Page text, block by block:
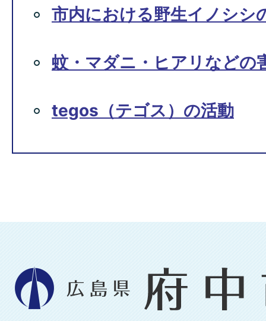
市内における野生イノシシ
蚊・マダニ・ヒアリなどの
tegos（テゴス）の活動
広
島
県